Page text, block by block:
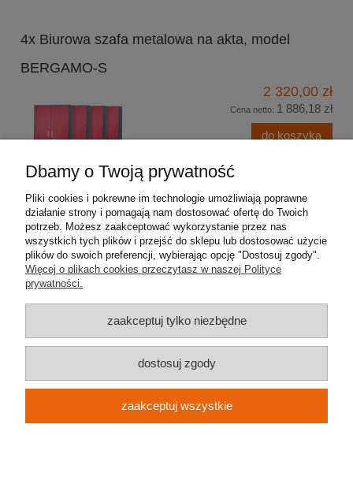
4x Biurowa szafa metalowa na akta, model
BERGAMO-S
2 320,00 zł
Cena netto: 1 886,18 zł
do koszyka
Pomoc
Płatności i dostawa
Informacje
O nas
Dbamy o Twoją prywatność
Pliki cookies i pokrewne im technologie umożliwiają poprawne
działanie strony i pomagają nam dostosować ofertę do Twoich
potrzeb. Możesz zaakceptować wykorzystanie przez nas
wszystkich tych plików i przejść do sklepu lub dostosować użycie
plików do swoich preferencji, wybierając opcję "Dostosuj zgody".
Więcej o plikach cookies przeczytasz w naszej Polityce
prywatności.
zaakceptuj tylko niezbędne
dostosuj zgody
zaakceptuj wszystkie